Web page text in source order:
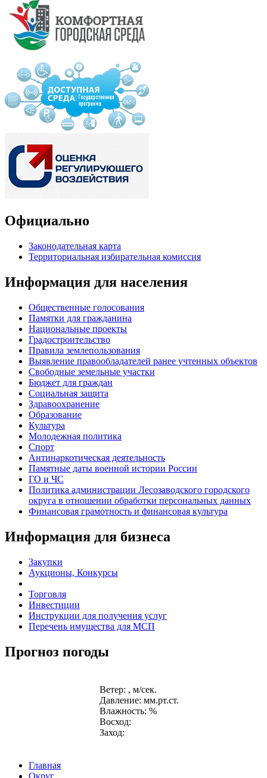
Официально
Законодательная карта
Территориальная избирательная комиссия
Информация для населения
Общественные голосования
Памятки для гражданина
Национальные проекты
Градостроительство
Правила землепользования
Выявление правообладателей ранее учтенных объектов
Свободные земельные участки
Бюджет для граждан
Социальная защита
Здравоохранение
Образование
Культура
Молодежная политика
Спорт
Антинаркотическая деятельность
Памятные даты военной истории России
ГО и ЧС
Политика администрации Лесозаводского городского
округа в отношении обработки персональных данных
Финансовая грамотность и финансовая культура
Информация для бизнеса
Закупки
Аукционы, Конкурсы
Торговля
Инвестиции
Инструкции для получения услуг
Перечень имущества для МСП
Прогноз погоды
Ветер: , м/сек.
Давление: мм.рт.ст.
Влажность: %
Восход:
Заход:
Главная
Округ